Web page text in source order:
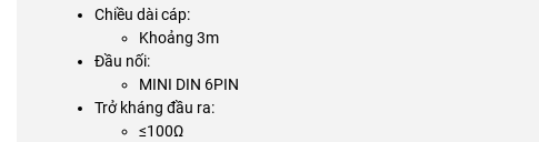
Chiều dài cáp:
Khoảng 3m
Đầu nối:
MINI DIN 6PIN
Trở kháng đầu ra:
≤100Ω